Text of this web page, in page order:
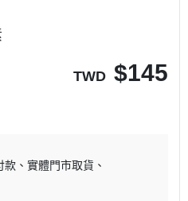
TWD $145
款
實體門市取貨